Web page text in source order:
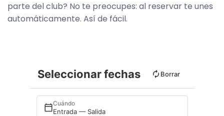
parte del club? No te preocupes: al reservar te unes
automáticamente. Así de fácil.
Seleccionar fechas Borrar
Cuándo
Entrada — Salida